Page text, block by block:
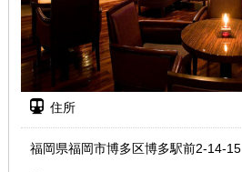
住所
福岡県福岡市博多区博多駅前2-14-15